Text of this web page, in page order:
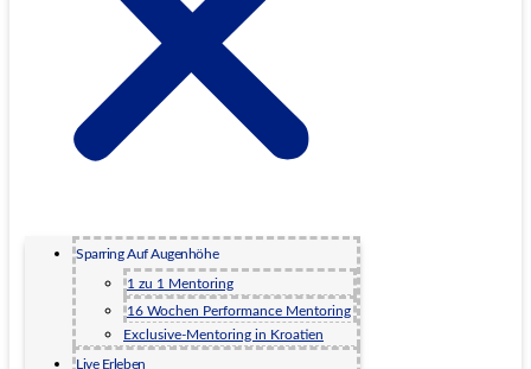
Sparring Auf Augenhöhe
1 zu 1 Mentoring
16 Wochen Performance Mentoring
Exclusive-Mentoring in Kroatien
Live Erleben